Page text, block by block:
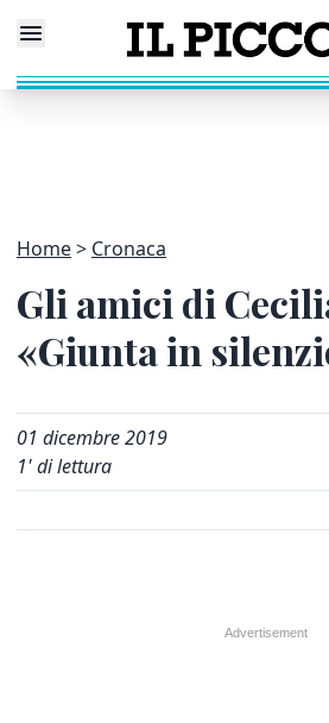
Home Cronaca
Gli amici di
«Giunta in
01 dicembre 2019
1' di lettura